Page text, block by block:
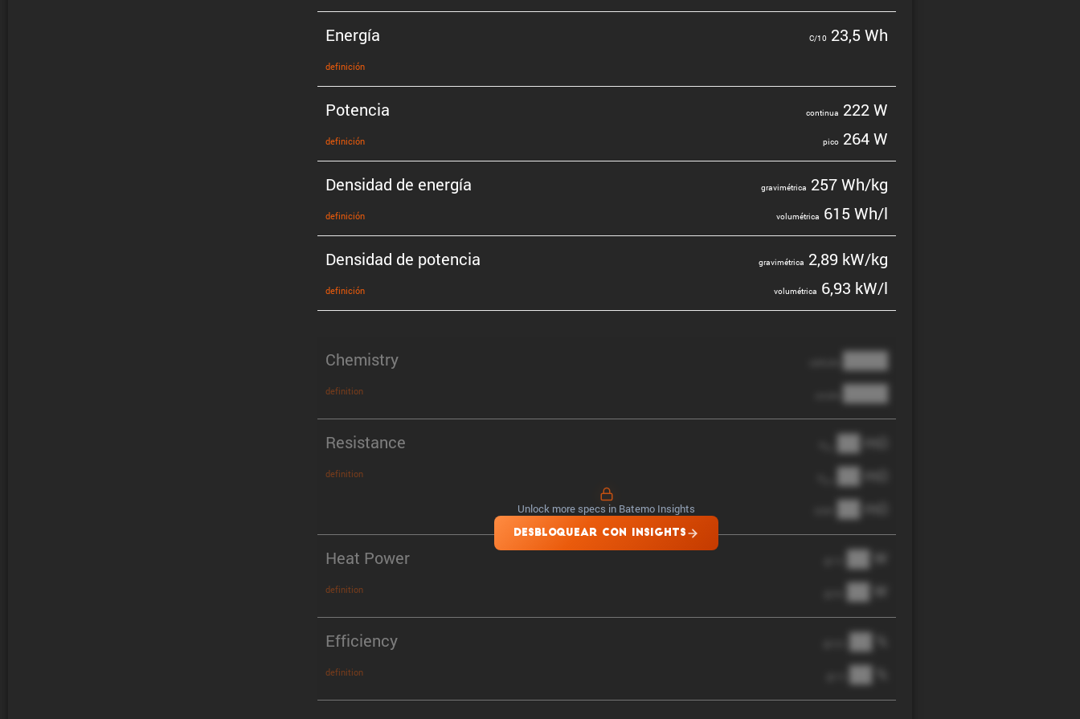
Energía
defini­ción
C/10 23,5 Wh
Potencia
defini­ción
continua 222 W
pico264 W
Densidad de energía
defini­ción
gravi­mé­trica 257 Wh/kg
volumé­trica 615 Wh/l
Densidad de potencia
defini­ción
gravi­mé­trica 2,89 kW/kg
volumé­trica 6,93 kW/l
Chemistry
definition
████
████
Resistance
definition
██ mΩ
██ mΩ
██ mΩ
Heat Power
definition
██ W
██ W
Efficiency
definition
██ %
██ %
Unlock more specs in Batemo Insights
DESBLOQUEAR CON INSIGHTS